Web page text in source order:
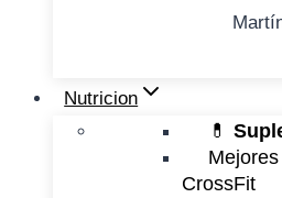
Nutricion
💊
CrossFit